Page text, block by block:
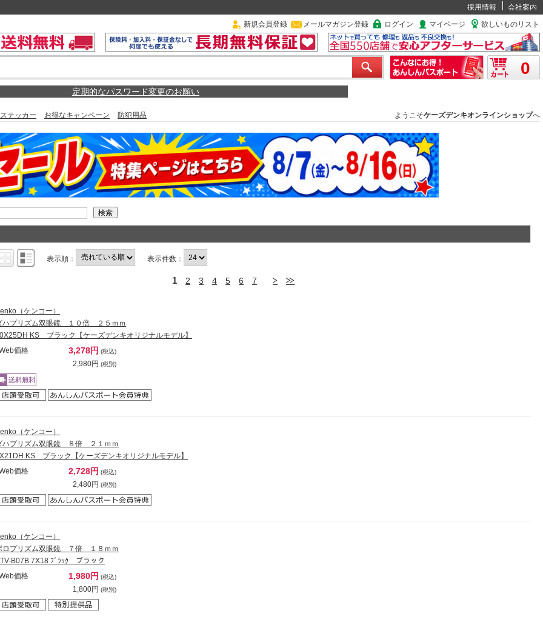
採用情報
会社案内
新規会員登録
メールマガジン登録 ログイン マイページ 欲しいものリスト
0
定期的なパスワード変更のお願い
テッカー お得なキャンペーン 防犯用品 ようこそケーズデンキオンラインショップへ
表示順： 表示件数：
1 2 3 4 5 6 7
（ケンコー）
ハプリズム双眼鏡 １０倍 ２５ｍｍ
KS ブラック【ケーズデンキオリジナルモデル】
価格
3,278円 (税込)
2,980円 (税別)
（ケンコー）
ハプリズム双眼鏡 ８倍 ２１ｍｍ
KS ブラック【ケーズデンキオリジナルモデル】
価格
2,728円 (税込)
2,480円 (税別)
（ケンコー）
ロプリズム双眼鏡 ７倍 １８ｍｍ
B07B 7X18 ﾌﾞﾗｯｸ ブラック
価格
1,980円 (税込)
1,800円 (税別)